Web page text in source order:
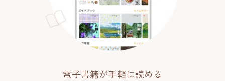
電子書籍が手軽に読める